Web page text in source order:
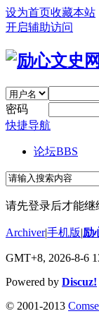
设为首页收藏本站
开启辅助访问
密码
快捷导航
论坛BBS
请先登录后才能继
Archiver|手机版|励
GMT+8, 2026-8-6
Powered by Discuz!
© 2001-2013